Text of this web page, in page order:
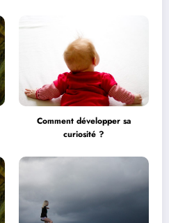
Comment développer sa
curiosité ?